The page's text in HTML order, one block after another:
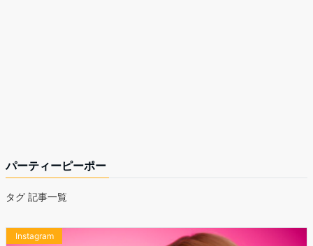
パーティーピーポー
タグ 記事一覧
Instagram